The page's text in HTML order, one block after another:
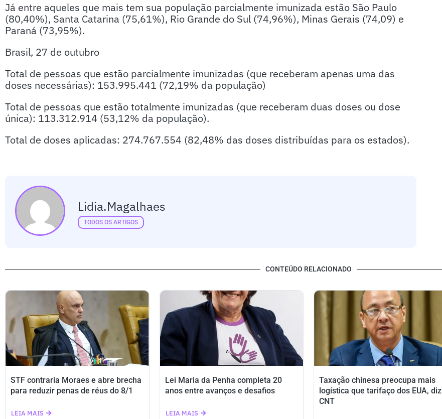
Já entre aqueles que mais tem sua população parcialmente imunizada estão São Paulo
(80,40%), Santa Catarina (75,61%), Rio Grande do Sul (74,96%), Minas Gerais (74,09) e
Paraná (73,95%).
Brasil, 27 de outubro
Total de pessoas que estão parcialmente imunizadas (que receberam apenas uma das
doses necessárias): 153.995.441 (72,19% da população)
Total de pessoas que estão totalmente imunizadas (que receberam duas doses ou dose
única): 113.312.914 (53,12% da população).
Total de doses aplicadas: 274.767.554 (82,48% das doses distribuídas para os estados).
Lidia.magalhaes
TODOS OS ARTIGOS
CONTEÚDO RELACIONADO
STF contraria Moraes e abre brecha
para reduzir penas de réus do 8/1
LEIA MAIS
Lei Maria da Penha completa 20
anos entre avanços e desafios
LEIA MAIS
Taxação chinesa preocupa mais
logística que tarifaço dos EUA, diz
CNT